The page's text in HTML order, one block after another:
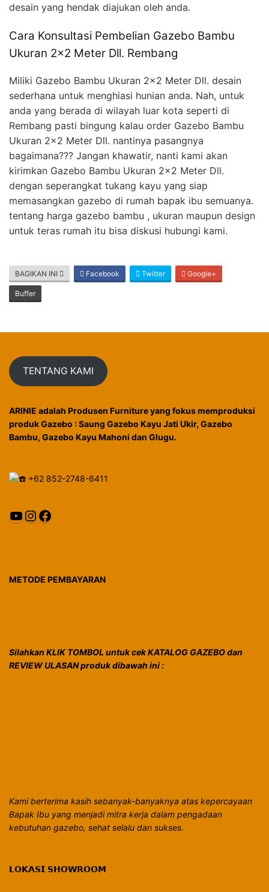
desain yang hendak diajukan oleh anda.
Cara Konsultasi Pembelian Gazebo Bambu
Ukuran 2×2 Meter Dll. Rembang
Miliki Gazebo Bambu Ukuran 2×2 Meter Dll. desain
sederhana untuk menghiasi hunian anda. Nah, untuk
anda yang berada di wilayah luar kota seperti di
Rembang pasti bingung kalau order Gazebo Bambu
Ukuran 2×2 Meter Dll. nantinya pasangnya
bagaimana??? Jangan khawatir, nanti kami akan
kirimkan Gazebo Bambu Ukuran 2×2 Meter Dll.
dengan seperangkat tukang kayu yang siap
memasangkan gazebo di rumah bapak ibu semuanya.
tentang harga gazebo bambu , ukuran maupun design
untuk teras rumah itu bisa diskusi hubungi kami.
BAGIKAN INI Facebook Twitter Google+
Buffer
TENTANG KAMI
ARINIE adalah Produsen Furniture yang fokus memproduksi
produk Gazebo : Saung Gazebo Kayu Jati Ukir, Gazebo
Bambu, Gazebo Kayu Mahoni dan Glugu.
+62 852-2748-6411
YouTube
Instagram
Facebook
METODE PEMBAYARAN
Silahkan KLIK TOMBOL untuk cek KATALOG GAZEBO dan
REVIEW ULASAN produk dibawah ini :
Kami berterima kasih sebanyak-banyaknya atas kepercayaan
Bapak Ibu yang menjadi mitra kerja dalam pengadaan
kebutuhan gazebo, sehat selalu dan sukses.
𝗟𝗢𝗞𝗔𝗦𝗜 𝗦𝗛𝗢𝗪𝗥𝗢𝗢𝗠